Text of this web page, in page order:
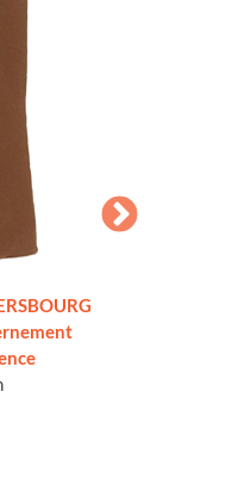
JUPE